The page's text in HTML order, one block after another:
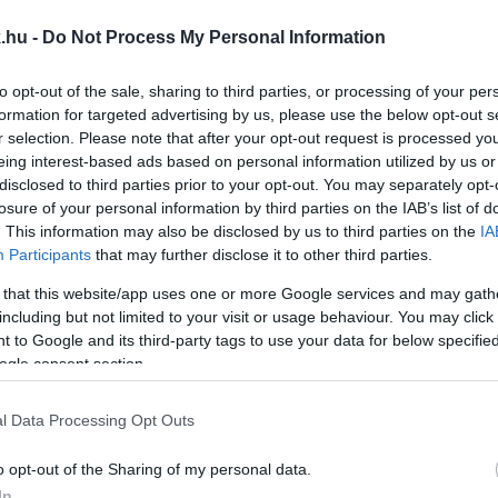
- Do Not Process My Personal Information
opt-out of the sale, sharing to third parties, or processing of your
for targeted advertising by us, please use the below opt-out
selection. Please note that after your opt-out request is processed
interest-based ads based on personal information utilized by us
to third parties prior to your opt-out. You may separately
of your personal information by third parties on the IAB’s list of
This information may also be disclosed by us to third parties on the
Participants that may further disclose it to other third parties.
that this website/app uses one or more Google services and may
but not limited to your visit or usage behaviour. You may
to Google and its third-party tags to use your data for below
consent section.
Data Processing Opt Outs
opt-out of the Sharing of my personal data.
- KÖZLEKEDŐKET ELLENŐRIZNEK
miatt kiemelten foglalkozik a területtel.
ÜGYE: MÁSFÉL ÉVE PRÓBÁLJA
helyzet a környéken élők szerint már rég nem
ÚJ RENDŐR-FŐKAPITÁNYÁT